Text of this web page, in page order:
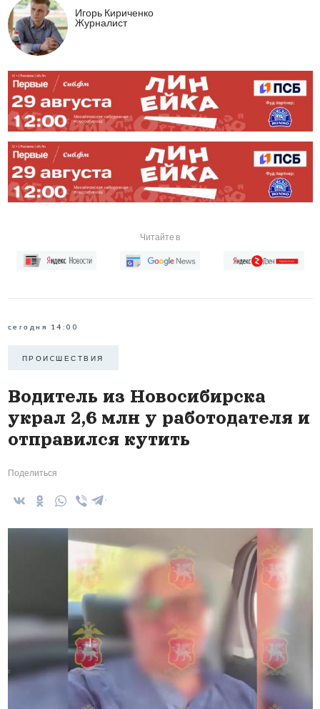
Игорь Кириченко
Журналист
Читайте в
сегодня 14:00
ПРОИCШЕСТВИЯ
Водитель из Новосибирска
украл 2,6 млн у работодателя и
отправился кутить
Поделиться